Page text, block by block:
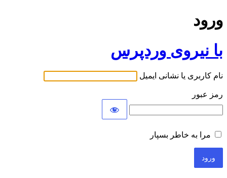
ورود
با نیروی وردپرس
نام کاربری یا نشانی ایمیل
رمز عبور
مرا به خاطر بسپار